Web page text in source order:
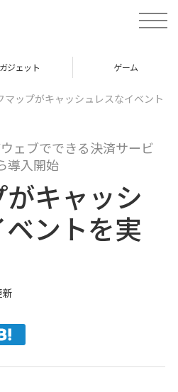
t
o
v
t
ガジェット ゲーム
マップがキャッシュレスなイベント
ェブでできる決済サービ
導入開始
キャッシ
ントを実